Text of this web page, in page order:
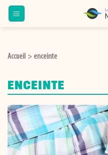
Passer
au
Accueil > enceinte
ENCEINTE